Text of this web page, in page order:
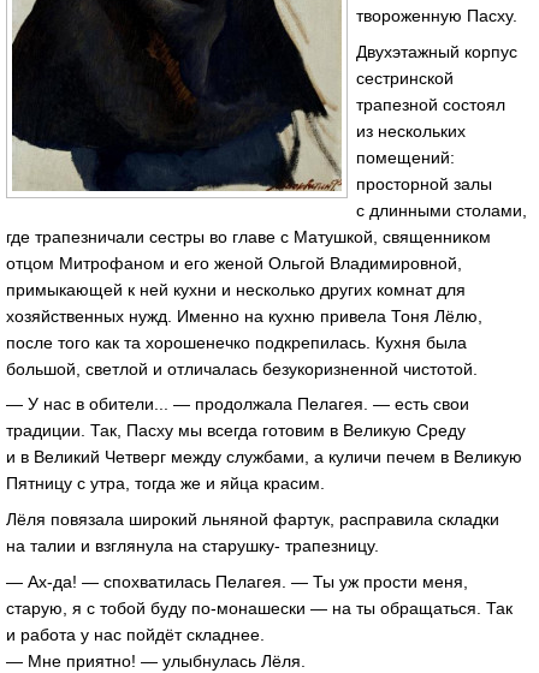
твороженную Пасху.
Двухэтажный корпус
сестринской
трапезной состоял
из нескольких
помещений:
просторной залы
с длинными столами,
где трапезничали сестры во главе с Матушкой, священником
отцом Митрофаном и его женой Ольгой Владимировной,
примыкающей к ней кухни и несколько других комнат для
хозяйственных нужд. Именно на кухню привела Тоня Лёлю,
после того как та хорошенечко подкрепилась. Кухня была
большой, светлой и отличалась безукоризненной чистотой.
— У нас в обители... — продолжала Пелагея. — есть свои
традиции. Так, Пасху мы всегда готовим в Великую Среду
и в Великий Четверг между службами, а куличи печем в Великую
Пятницу с утра, тогда же и яйца красим.
Лёля повязала широкий льняной фартук, расправила складки
на талии и взглянула на старушку- трапезницу.
— Ах-да! — спохватилась Пелагея. — Ты уж прости меня,
старую, я с тобой буду по-монашески — на ты обращаться. Так
и работа у нас пойдёт складнее.
— Мне приятно! — улыбнулась Лёля.